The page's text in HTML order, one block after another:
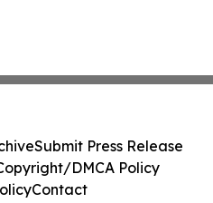
Submit Press Release
DMCA Policy
Contact